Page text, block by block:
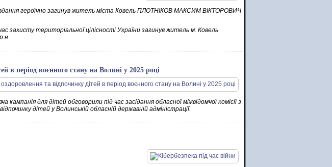
героїчно загинув житель міста Ковель ПЛОТНІКОВ МАКСИМ ВІКТОРОВИЧ
захисту територіальної цілісності України загинув житель м. Ковель
в період воєнного стану на Волині у 2025 році
кампанія для дітей обговорили під час засідання обласної міжвідомчої комісії з
дітей у Волинській обласній державній адміністрації.